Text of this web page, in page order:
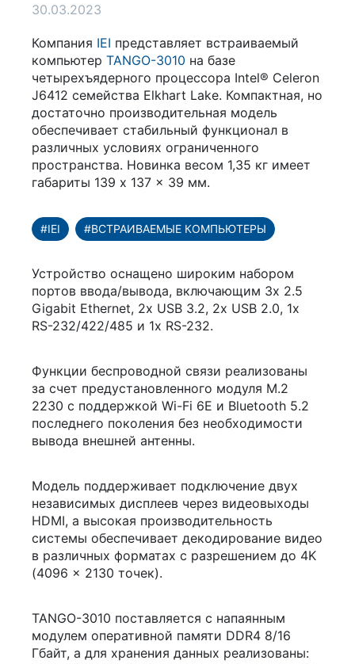
30.03.2023
Компания IEI представляет встраиваемый
компьютер TANGO-3010 на базе
четырехъядерного процессора Intel® Celeron
J6412 семейства Elkhart Lake. Компактная, но
достаточно производительная модель
обеспечивает стабильный функционал в
различных условиях ограниченного
пространства. Новинка весом 1,35 кг имеет
габариты 139 x 137 x 39 мм.
#IEI #ВСТРАИВАЕМЫЕ КОМПЬЮТЕРЫ
Устройство оснащено широким набором
портов ввода/вывода, включающим 3х 2.5
Gigabit Ethernet, 2х USB 3.2, 2x USB 2.0, 1x
RS-232/422/485 и 1x RS-232.
Функции беспроводной связи реализованы
за счет предустановленного модуля M.2
2230 с поддержкой Wi-Fi 6E и Bluetooth 5.2
последнего поколения без необходимости
вывода внешней антенны.
Модель поддерживает подключение двух
независимых дисплеев через видеовыходы
HDMI, а высокая производительность
системы обеспечивает декодирование видео
в различных форматах с разрешением до 4K
(4096 x 2130 точек).
TANGO-3010 поставляется с напаянным
модулем оперативной памяти DDR4 8/16
Гбайт, а для хранения данных реализованы: